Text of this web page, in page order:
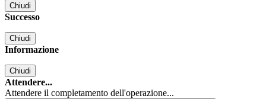
Chiudi
Successo
Chiudi
Informazione
Chiudi
Attendere...
Attendere il completamento dell'operazione...